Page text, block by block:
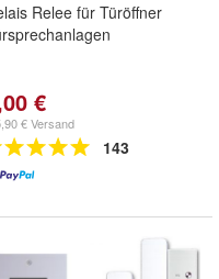
Relee für Türöffner
€
€ Versand
143